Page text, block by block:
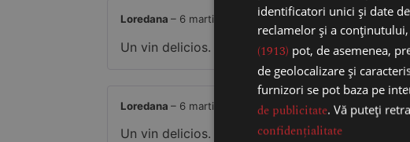
Loredana – 6 martie 2025
Un vin delicios. Recomand
Loredana – 6 martie 2025
Un vin delicios. Recomand cu mult drag
identificatori unici și date
reclamelor și a
(1913) pot, de asemenea,
de geolocalizare și
furnizori se pot baza pe
de publicitate. Vă puteți
confidențialitate